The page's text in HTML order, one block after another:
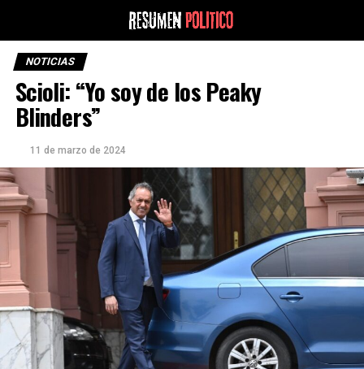
NOTICIAS
Scioli: “Yo soy de los Peaky
Blinders”
11 de marzo de 2024